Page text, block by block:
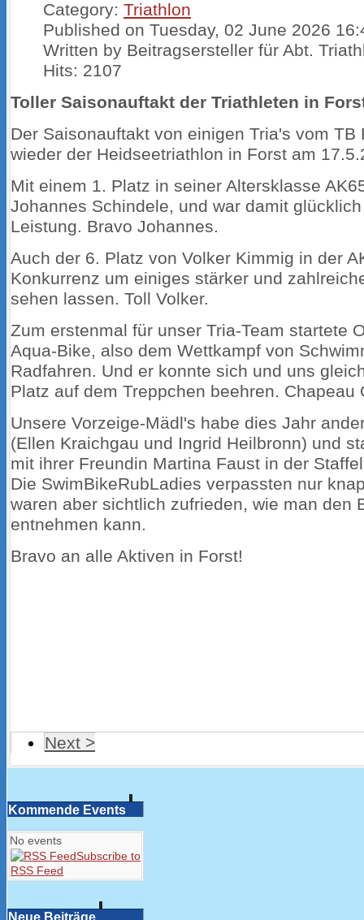
Category: Triathlon
Published on Tuesday, 02 June 2026
Written by Beitragsersteller für Abt.
Hits: 2107
Toller Saisonauftakt der Triathleten in
Der Saisonauftakt von einigen Tria's vom TB
wieder der Heidseetriathlon in Forst am
Mit einem 1. Platz in seiner Altersklasse
Johannes Schindele, und war damit
Leistung. Bravo Johannes.
Auch der 6. Platz von Volker Kimmig in der
Konkurrenz um einiges stärker und
sehen lassen. Toll Volker.
Zum erstenmal für unser Tria-Team startete
Aqua-Bike, also dem Wettkampf von
Radfahren. Und er konnte sich und uns
Platz auf dem Treppchen beehren. Chapeau
Unsere Vorzeige-Mädl's habe dies Jahr
(Ellen Kraichgau und Ingrid Heilbronn) und
mit ihrer Freundin Martina Faust in der
Die SwimBikeRubLadies verpassten nur
waren aber sichtlich zufrieden, wie man den
entnehmen kann.
Bravo an alle Aktiven in Forst!
Next >
Kommende Events
No events
Subscribe to
RSS Feed
Neue Beiträge